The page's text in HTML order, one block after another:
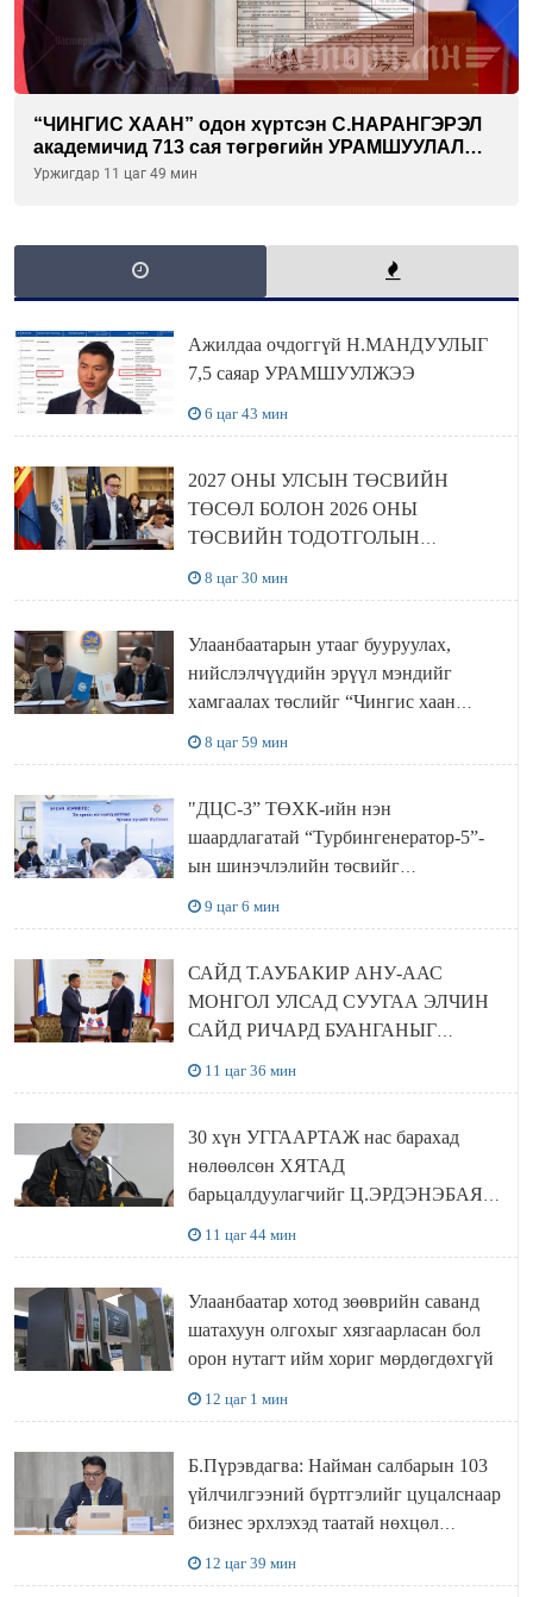
“ЧИНГИС ХААН” одон хүртсэн С.НАРАНГЭРЭЛ
академичид 713 сая төгрөгийн УРАМШУУЛАЛ
олгожээ
Уржигдар 11 цаг 49 мин
Ажилдаа очдоггүй Н.МАНДУУЛЫГ
7,5 саяар УРАМШУУЛЖЭЭ
6 цаг 43 мин
2027 ОНЫ УЛСЫН ТӨСВИЙН
ТӨСӨЛ БОЛОН 2026 ОНЫ
ТӨСВИЙН ТОДОТГОЛЫН
8 цаг 30 мин
Улаанбаатарын утааг бууруулах,
нийслэлчүүдийн эрүүл мэндийг
хамгаалах төслийг “Чингис хаан
8 цаг 59 мин
"ДЦС-3” ТӨХК-ийн нэн
шаардлагатай “Турбингенератор-5”-
ын шинэчлэлийн төсвийг
9 цаг 6 мин
САЙД Т.АУБАКИР АНУ-ААС
МОНГОЛ УЛСАД СУУГАА ЭЛЧИН
САЙД РИЧАРД БУАНГАНЫГ
11 цаг 36 мин
30 хүн УГГААРТАЖ нас барахад
нөлөөлсөн ХЯТАД
барьцалдуулагчийг Ц.ЭРДЭНЭБАЯР
11 цаг 44 мин
Улаанбаатар хотод зөөврийн саванд
шатахуун олгохыг хязгаарласан бол
орон нутагт ийм хориг мөрдөгдөхгүй
12 цаг 1 мин
Б.Пүрэвдагва: Найман салбарын 103
үйлчилгээний бүртгэлийг цуцалснаар
бизнес эрхлэхэд таатай нөхцөл
12 цаг 39 мин